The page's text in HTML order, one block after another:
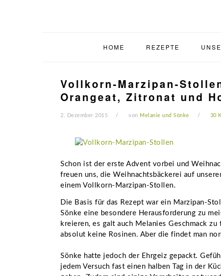
HOME REZEPTE
Vollkorn-Marzipan-
Orangeat, Zitronat und
2. Dezember 2015 von Melanie und Sönke 30
Schon ist der erste Advent vorbei und
freuen uns, die Weihnachtsbäckerei auf
einem Vollkorn-Marzipan-Stollen.
Die Basis für das Rezept war ein Marzipan-
Sönke eine besondere Herausforderung zu
kreieren, es galt auch Melanies Geschmack
absolut keine Rosinen. Aber die findet man
Sönke hatte jedoch der Ehrgeiz gepackt.
jedem Versuch fast einen halben Tag in der